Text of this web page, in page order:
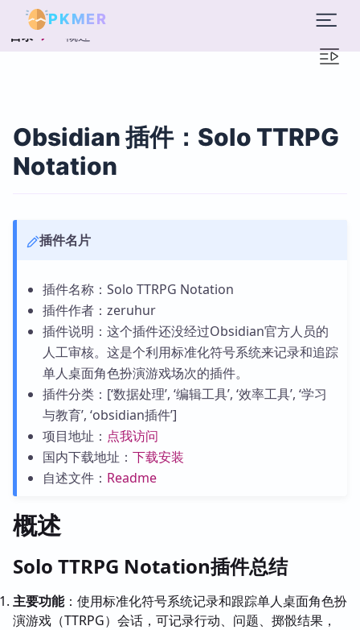
PKMER
目录 概述
Obsidian 插件：Solo TTRPG
Notation
插件名片
插件名称：Solo TTRPG Notation
插件作者：zeruhur
插件说明：这个插件还没经过Obsidian官方人员的
人工审核。这是个利用标准化符号系统来记录和追踪
单人桌面角色扮演游戏场次的插件。
插件分类：[‘数据处理’, ‘编辑工具’, ‘效率工具’, ‘学习
与教育’, ‘obsidian插件’]
项目地址： 点我访问
国内下载地址： 下载安装
自述文件： Readme
概述
Solo TTRPG Notation插件总结
主要功能：使用标准化符号系统记录和跟踪单人桌面角色扮
演游戏（TTRPG）会话，可记录行动、问题、掷骰结果，